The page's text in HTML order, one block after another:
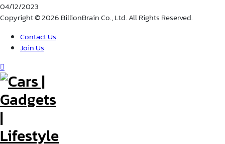
04/12/2023
Copyright © 2026 BillionBrain Co., Ltd. All Rights Reserved.
Contact Us
Join Us